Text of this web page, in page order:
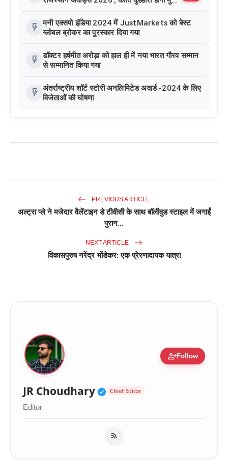
flash_on मनी एक्सपो इंडिया 2024 में JustMarkets को बेस्ट
ग्लोबल ब्रोकर का पुरस्कार दिया गया
flash_on डॉक्टर हर्षमीत अरोड़ा को हाल ही में नया भारत गौरव सम्मान
से सम्मानित किया गया
flash_on अंतर्राष्ट्रीय शॉर्ट स्टोरी अनलिमिटेड अवार्ड -2024 के लिए
विजेताओं की घोषणा
PREVIOUS ARTICLE
अल्ट्रा प्ले ने मजेदार वैलेंटाइन डे टीवीसी के साथ बॉलीवुड स्टाइल में जगाईं
पुरान...
NEXT ARTICLE
विकासपुरुष नरेंद्र भोंडेकर: एक प्रेरणादायक यात्रा
person_addFollow
JR Choudhary Verified Public Figure
Chief Editor
Editor